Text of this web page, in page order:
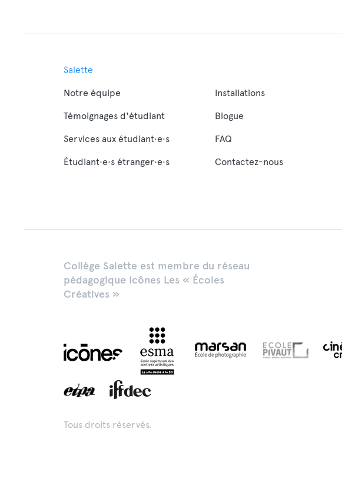
Salette
Notre équipe
Témoignages d'étudiant
Services aux étudiant·e·s
Étudiant·e·s étranger·e·s
Installations
Blogue
FAQ
Contactez-nous
Collège Salette est membre du réseau
pédagogique Icônes Les « Écoles
Créatives »
Tous droits réservés.